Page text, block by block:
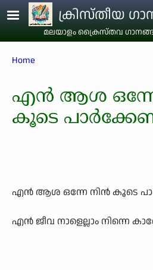
Skip to main content
ക്രിസ്തീയ
മലയാളം ക്രൈസ്തവ
Breadcrumb
Home
എന്‍ ആശ
കൂടെ
എന്‍ ആശ ഒന്നേ നിന്‍ കൂടെ
എന്‍ ജീവ നാളെല്ലാം നിന്നെ